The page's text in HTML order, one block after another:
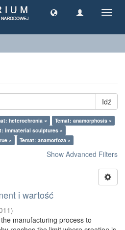
Idź
heterochronia ×
Temat: anamorphosis ×
immaterial sculptures ×
× Temat: anamorfoza ×
Show Advanced Filters
i wartość
)
manufacturing process to